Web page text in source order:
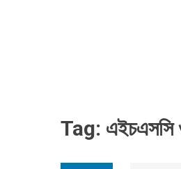
Tag: এইচএসসি